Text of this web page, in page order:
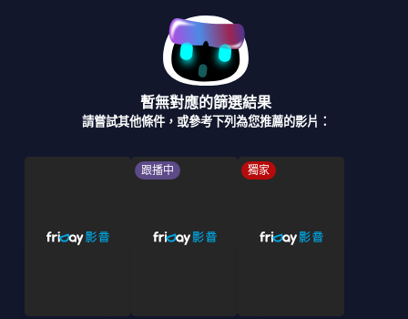
暫無對應的篩選結果
請嘗試其他條件，或參考下列為您推薦的影片：
跟播中 獨家